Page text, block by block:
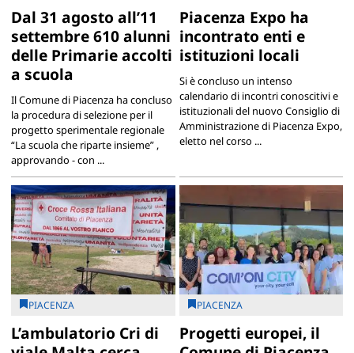
Dal 31 agosto all’11
settembre 610 alunni
delle Primarie accolti
a scuola
Il Comune di Piacenza ha concluso
la procedura di selezione per il
progetto sperimentale regionale
“La scuola che riparte insieme” ,
approvando - con ...
Piacenza Expo ha
incontrato enti e
istituzioni locali
Si è concluso un intenso
calendario di incontri conoscitivi e
istituzionali del nuovo Consiglio di
Amministrazione di Piacenza Expo,
eletto nel corso ...
PIACENZA
L’ambulatorio Cri di
PIACENZA
Progetti europei, il